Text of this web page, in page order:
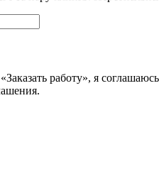
работу», я